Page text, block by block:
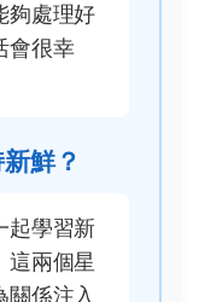
夠處理好
會很幸
鮮？
起學習新
這兩個星
關係注入